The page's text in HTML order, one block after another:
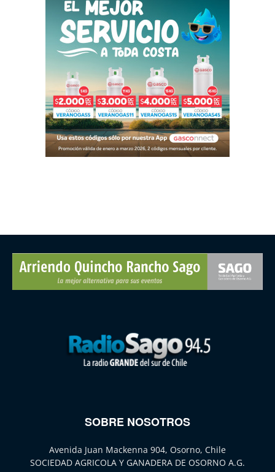
SOBRE NOSOTROS
Avenida Juan Mackenna 904, Osorno, Chile
SOCIEDAD AGRICOLA Y GANADERA DE OSORNO A.G.